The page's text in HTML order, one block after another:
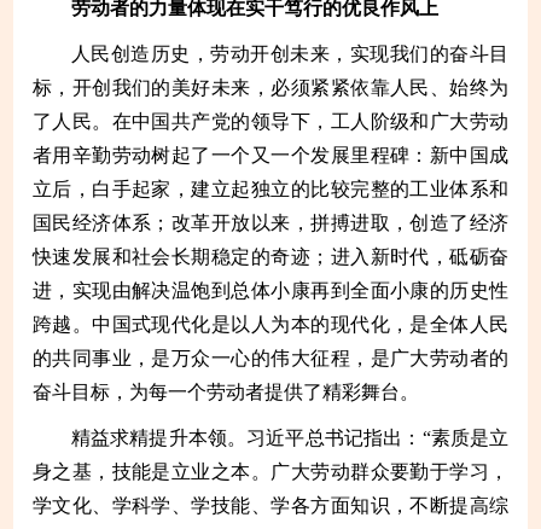
劳动者的力量体现在实干笃行的优良作风上
人民创造历史，劳动开创未来，实现我们的奋斗目
标，开创我们的美好未来，必须紧紧依靠人民、始终为
了人民。在中国共产党的领导下，工人阶级和广大劳动
者用辛勤劳动树起了一个又一个发展里程碑：新中国成
立后，白手起家，建立起独立的比较完整的工业体系和
国民经济体系；改革开放以来，拼搏进取，创造了经济
快速发展和社会长期稳定的奇迹；进入新时代，砥砺奋
进，实现由解决温饱到总体小康再到全面小康的历史性
跨越。中国式现代化是以人为本的现代化，是全体人民
的共同事业，是万众一心的伟大征程，是广大劳动者的
奋斗目标，为每一个劳动者提供了精彩舞台。
精益求精提升本领。习近平总书记指出：“素质是立
身之基，技能是立业之本。广大劳动群众要勤于学习，
学文化、学科学、学技能、学各方面知识，不断提高综